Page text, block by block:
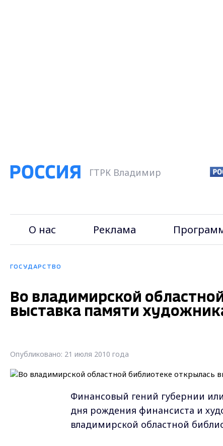
ГТРК Владимир
О нас Реклама
ГОСУДАРСТВО
Во владимирской
выставка памяти
Опубликовано: 21 июля 2010 года
Финансовый гений губернии
дня рождения финансиста и
владимирской областной